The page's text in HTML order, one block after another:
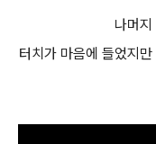
나머
터치가 마음에 들었지